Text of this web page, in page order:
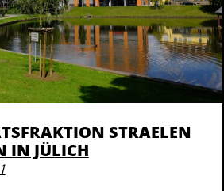
STRAELEN
IN JÜLICH